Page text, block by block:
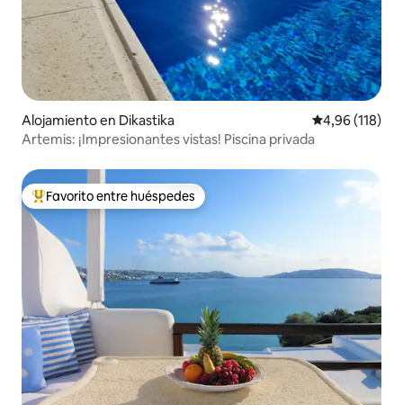
Alojamiento en Dikastika Calificación
4,96 (118)
Artemis: ¡Impresionantes vistas! Piscina privada
Favorito entre los huéspedes más destacados
Favorito entre huéspedes